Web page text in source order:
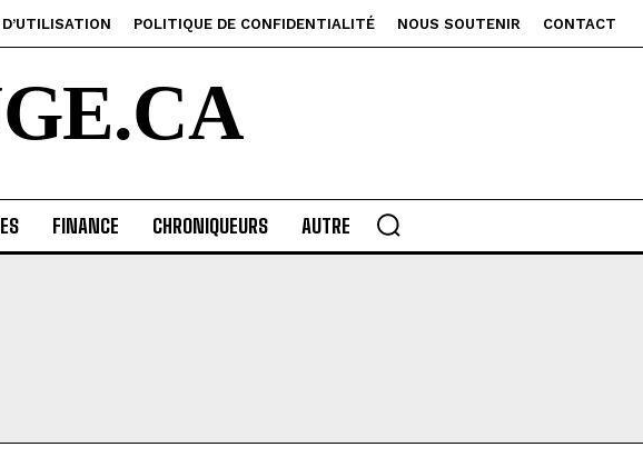
POLITIQUE DE CONFIDENTIALITÉ NOUS SOUTENIR CONTACT
FINANCE CHRONIQUEURS AUTRE